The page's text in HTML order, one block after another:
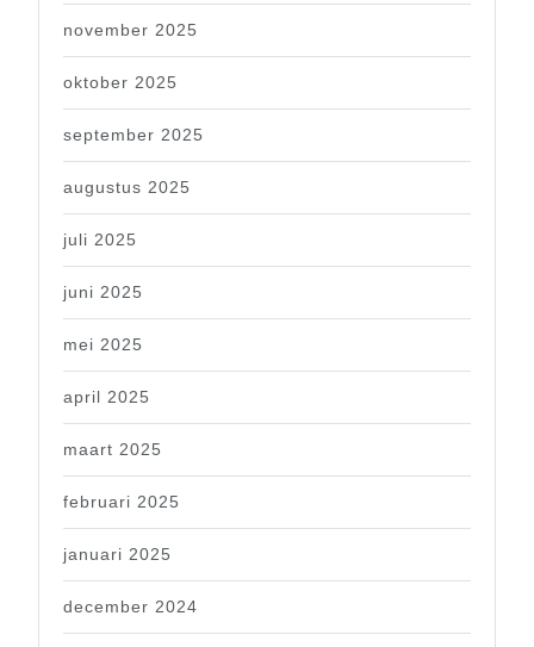
november 2025
oktober 2025
september 2025
augustus 2025
juli 2025
juni 2025
mei 2025
april 2025
maart 2025
februari 2025
januari 2025
december 2024